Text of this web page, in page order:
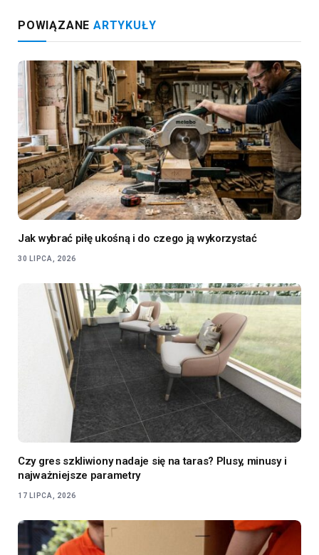
POWIĄZANE ARTYKUŁY
Jak wybrać piłę ukośną i do czego ją wykorzystać
30 LIPCA, 2026
Czy gres szkliwiony nadaje się na taras? Plusy, minusy i
najważniejsze parametry
17 LIPCA, 2026